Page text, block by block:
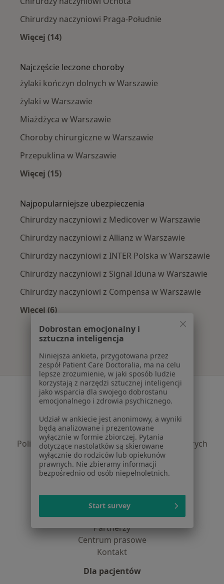
Chirurdzy naczyniowi Praga-Południe
Więcej (14)
Najczęście leczone choroby
żylaki kończyn dolnych w Warszawie
żylaki w Warszawie
Miażdżyca w Warszawie
Choroby chirurgiczne w Warszawie
Przepuklina w Warszawie
Więcej (15)
Najpopularniejsze ubezpieczenia
Chirurdzy naczyniowi z Medicover w Warszawie
Chirurdzy naczyniowi z Allianz w Warszawie
Chirurdzy naczyniowi z INTER Polska w Warszawie
Chirurdzy naczyniowi z Signal Iduna w Warszawie
Chirurdzy naczyniowi z Compensa w Warszawie
Więcej (6)
Więcej w kategorii: Najpopularniejsze
Serwis
Regulamin
Polityka prywatności pacjentów
Polityka prywatności profesjonalistów
Polityka prywatności dla profesjonalistów, których
dane pozyskaliśmy samodzielnie
Polityka cookies
Jak działają wyniki wyszukiwania
O nas
Praca Rekrutujemy!
Partnerzy
Centrum prasowe
Kontakt
Dla pacjentów
Dobrostan emocjonalny i
sztuczna inteligencja
Niniejsza ankieta, przygotowana przez
zespół Patient Care Doctoralia, ma na celu
lepsze zrozumienie, w jaki sposób ludzie
korzystają z narzędzi sztucznej inteligencji
jako wsparcia dla swojego dobrostanu
emocjonalnego i zdrowia psychicznego.
Udział w ankiecie jest anonimowy, a wyniki
będą analizowane i prezentowane
wyłącznie w formie zbiorczej. Pytania
dotyczące nastolatków są skierowane
wyłącznie do rodziców lub opiekunów
prawnych. Nie zbieramy informacji
bezpośrednio od osób niepełnoletnich.
Start survey